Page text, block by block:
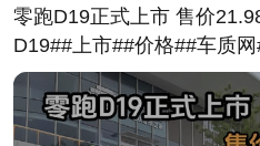
零跑D19正式上市 售价
D19##上市##价格##车质